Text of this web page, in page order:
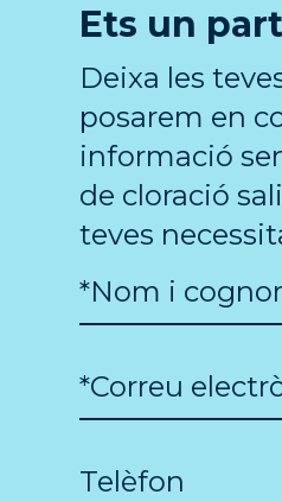
Ets un
Deixa les
posarem en
informació
de cloració
teves